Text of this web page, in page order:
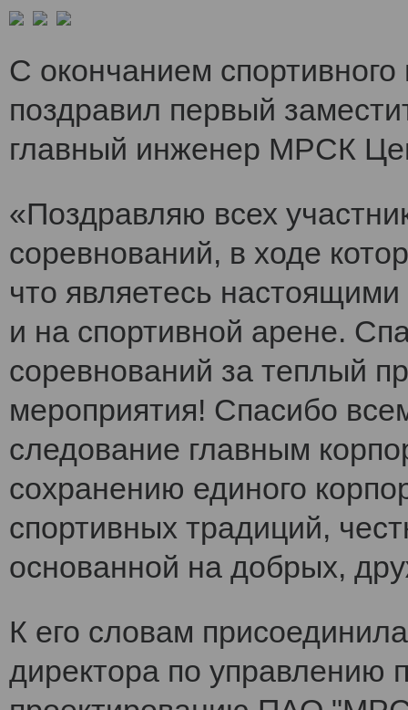
С окончанием
поздравил первый
главный инженер МРСК
«Поздравляю всех
соревнований, в ходе
что являетесь
и на спортивной арене.
соревнований за теплый
мероприятия! Спасибо
следование главным
сохранению единого
спортивных традиций,
основанной на добрых,
К его словам
директора по управлению